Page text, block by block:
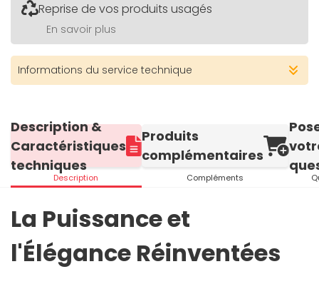
Reprise de vos produits usagés
En savoir plus
Informations du service technique
Description &
Caractéristiques
techniques
Description
Produits
complémentaires
Compléments
La Puissance et
l'Élégance Réinventées